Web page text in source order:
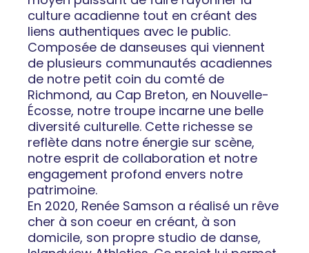
culture acadienne tout en créant des
liens authentiques avec le public.
Composée de danseuses qui viennent
de plusieurs communautés acadiennes
de notre petit coin du comté de
Richmond, au Cap Breton, en Nouvelle-
Écosse, notre troupe incarne une belle
diversité culturelle. Cette richesse se
reflète dans notre énergie sur scène,
notre esprit de collaboration et notre
engagement profond envers notre
patrimoine.
En 2020, Renée Samson a réalisé un rêve
cher à son coeur en créant, à son
domicile, son propre studio de danse,